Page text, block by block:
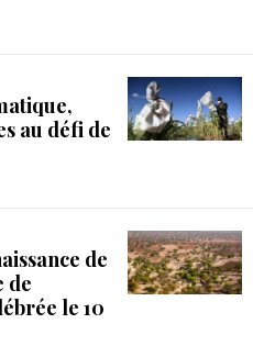
au défi de
de
de
le 10